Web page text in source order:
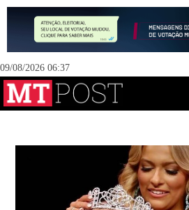
09/08/2026 06:37